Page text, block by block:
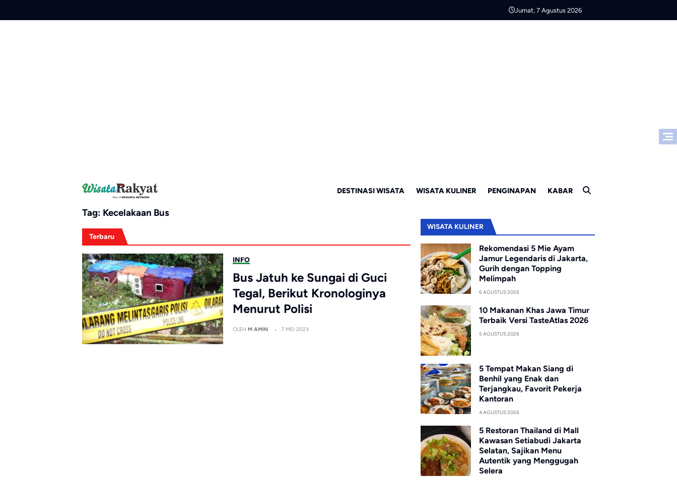
Jumat, 7 Agustus 2026
DESTINASI WISATA WISATA KULINER PENGINAPAN KABAR
Tag: Kecelakaan Bus
Terbaru
INFO
Bus Jatuh ke Sungai di Guci
Tegal, Berikut Kronologinya
Menurut Polisi
OLEH M AMIN 7 MEI 2023
WISATA KULINER
Rekomendasi 5 Mie Ayam
Jamur Legendaris di Jakarta,
Gurih dengan Topping
Melimpah
6 AGUSTUS 2026
10 Makanan Khas Jawa Timur
Terbaik Versi TasteAtlas 2026
5 AGUSTUS 2026
5 Tempat Makan Siang di
Benhil yang Enak dan
Terjangkau, Favorit Pekerja
Kantoran
4 AGUSTUS 2026
5 Restoran Thailand di Mall
Kawasan Setiabudi Jakarta
Selatan, Sajikan Menu
Autentik yang Menggugah
Selera